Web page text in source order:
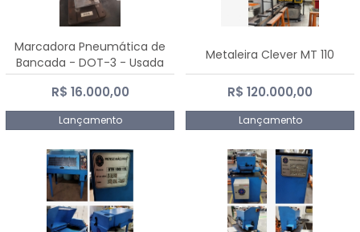
Marcadora Pneumática de
Bancada - DOT-3 - Usada
R$ 16.000,00
Lançamento
Metaleira Clever MT 110
R$ 120.000,00
Lançamento